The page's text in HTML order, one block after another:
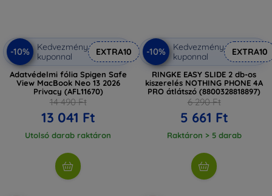
-10%
Kedvezmény
kuponnal
EXTRA10
Adatvédelmi fólia Spigen Safe
View MacBook Neo 13 2026
Privacy (AFL11670)
14 490 Ft
13 041 Ft
Utolsó darab raktáron
-10%
Kedvezmény
kuponnal
EXTRA10
RINGKE EASY SLIDE 2 db-os
kiszerelés NOTHING PHONE 4A
PRO átlátszó (8800328818897)
6 290 Ft
5 661 Ft
Raktáron > 5 darab